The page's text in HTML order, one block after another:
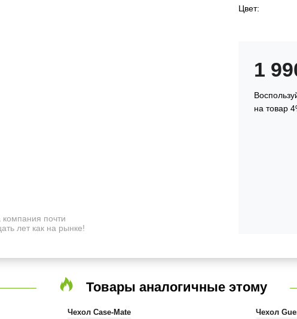
Цвет:
1
на товар
почти
лет как на рынке!
Товары аналогичные этому
Чехол Case-Mate
Чехол